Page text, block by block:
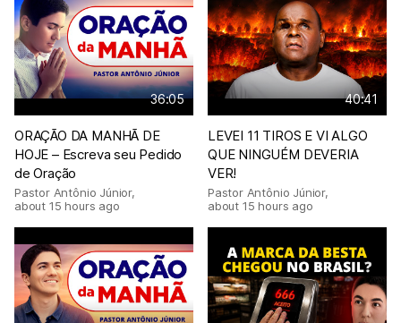
36:05
ORAÇÃO DA MANHÃ DE
HOJE – Escreva seu Pedido
de Oração
Pastor Antônio Júnior,
about 15 hours ago
40:41
LEVEI 11 TIROS E VI ALGO
QUE NINGUÉM DEVERIA
VER!
Pastor Antônio Júnior,
about 15 hours ago